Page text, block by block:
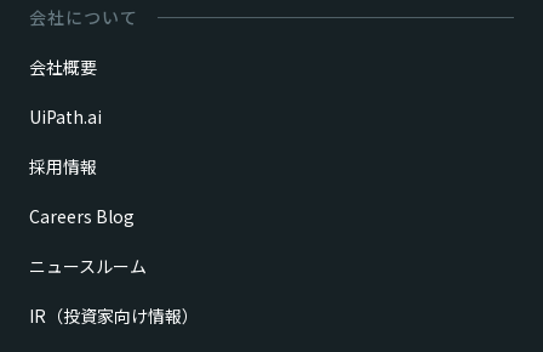
会社について
会社概要
UiPath.ai
採用情報
Careers Blog
ニュースルーム
IR（投資家向け情報）